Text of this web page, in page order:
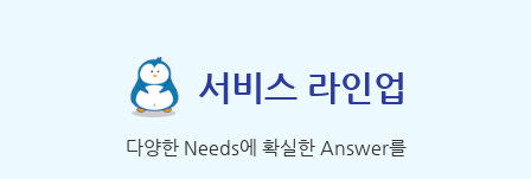
서비스 라인업
다양한 Needs에 확실한 Answer를